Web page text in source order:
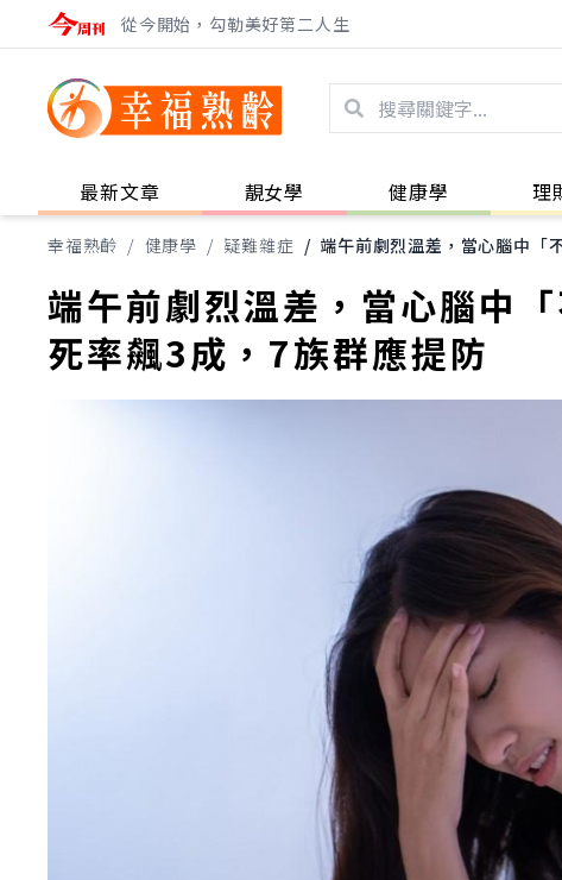
從今開始，勾勒美好第二人生
最新文章 靚女學 健康學 理
幸福熟齡 / 健康學 / 疑難雜症 / 端午前劇烈溫差，當心腦中「
端午前劇烈溫差，當心腦中
死率飆3成，7族群應提防